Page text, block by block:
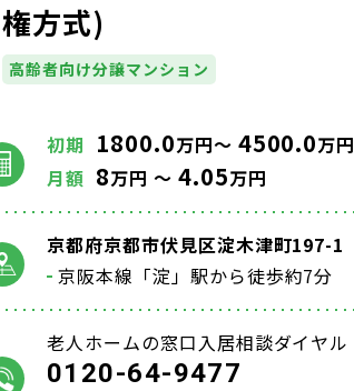
権方式)
高齢者向け分譲マンション
初期 1800.0万円～ 4500.0万円
月額 8万円 ～ 4.05万円
京都府京都市伏見区淀木津町197-1
京阪本線「淀」駅から徒歩約7分
老人ホームの窓口入居相談ダイヤル
0120-64-9477